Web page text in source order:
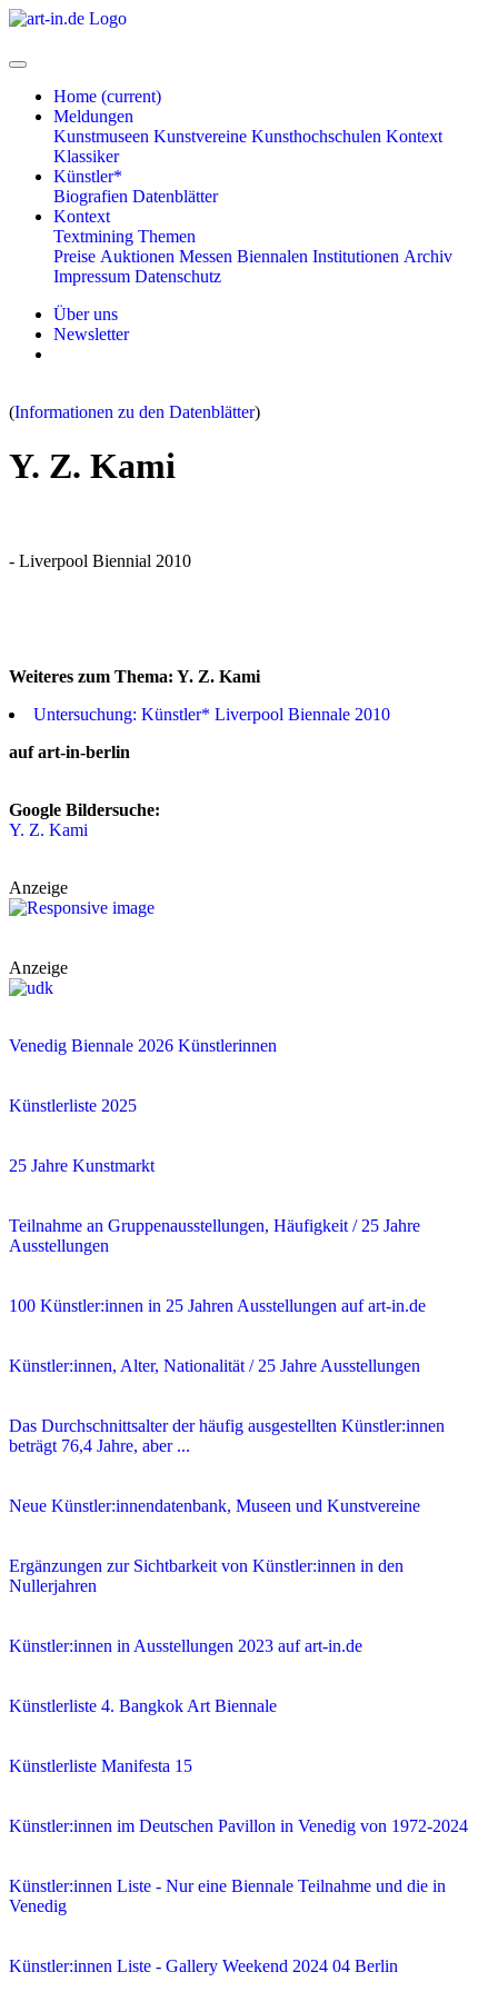
Home (current)
Meldungen
Kunstmuseen Kunstvereine Kunsthochschulen Kontext
Klassiker
Künstler*
Biografien Datenblätter
Kontext
Textmining Themen
Preise Auktionen Messen Biennalen Institutionen Archiv
Impressum Datenschutz
Über uns
Newsletter
(Informationen zu den Datenblätter)
Y. Z. Kami
- Liverpool Biennial 2010
Weiteres zum Thema: Y. Z. Kami
Untersuchung: Künstler* Liverpool Biennale 2010
auf art-in-berlin
Google Bildersuche:
Y. Z. Kami
Anzeige
Anzeige
Venedig Biennale 2026 Künstlerinnen
Künstlerliste 2025
25 Jahre Kunstmarkt
Teilnahme an Gruppenausstellungen, Häufigkeit / 25 Jahre
Ausstellungen
100 Künstler:innen in 25 Jahren Ausstellungen auf art-in.de
Künstler:innen, Alter, Nationalität / 25 Jahre Ausstellungen
Das Durchschnittsalter der häufig ausgestellten Künstler:innen
beträgt 76,4 Jahre, aber ...
Neue Künstler:innendatenbank, Museen und Kunstvereine
Ergänzungen zur Sichtbarkeit von Künstler:innen in den
Nullerjahren
Künstler:innen in Ausstellungen 2023 auf art-in.de
Künstlerliste 4. Bangkok Art Biennale
Künstlerliste Manifesta 15
Künstler:innen im Deutschen Pavillon in Venedig von 1972-2024
Künstler:innen Liste - Nur eine Biennale Teilnahme und die in
Venedig
Künstler:innen Liste - Gallery Weekend 2024 04 Berlin